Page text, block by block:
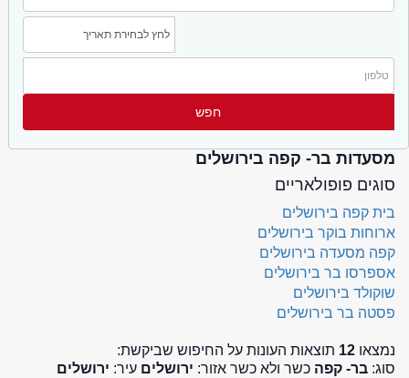
מסעדות בר- קפה בירושלים
סוגים פופולאריים
בית קפה בירושלים
ארוחות בוקר בירושלים
קפה מסעדה בירושלים
אספרסו בר בירושלים
שוקולד בירושלים
פסטה בר בירושלים
נמצאו 12 תוצאות העונות על החיפוש שביקשת:
סוג: בר- קפה כשר ולא כשר אזור: ירושלים עיר: ירושלים